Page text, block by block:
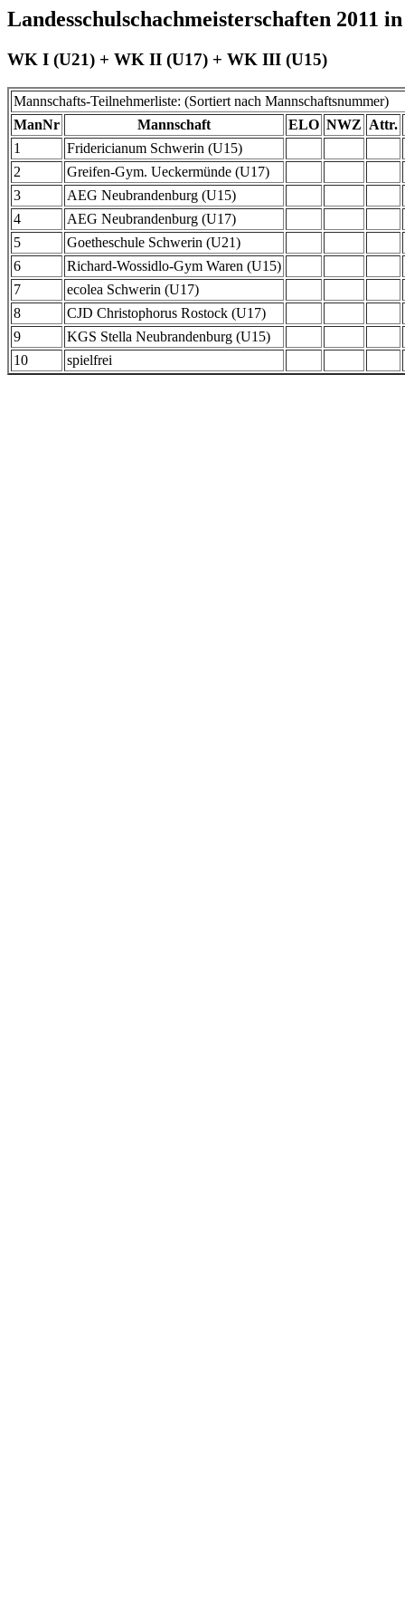
Landesschulschachmeisterschaften 2011
WK I (U21) + WK II (U17) + WK III (U15)
Mannschafts-Teilnehmerliste: (Sortiert nach Mannschaftsnummer)
ManNr
Mannschaft ELO NWZ Attr.
1
Fridericianum Schwerin (U15)
2
Greifen-Gym. Ueckermünde (U17)
3
AEG Neubrandenburg (U15)
4
AEG Neubrandenburg (U17)
5
Goetheschule Schwerin (U21)
6
Richard-Wossidlo-Gym Waren (U15)
7
ecolea Schwerin (U17)
8
CJD Christophorus Rostock (U17)
9
KGS Stella Neubrandenburg (U15)
10
spielfrei